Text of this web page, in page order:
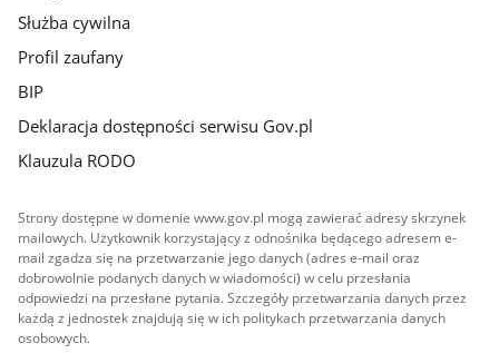
Służba cywilna
Profil zaufany
BIP
Deklaracja dostępności serwisu Gov.pl
Klauzula RODO
Strony dostępne w domenie www.gov.pl mogą zawierać adresy skrzynek
mailowych. Użytkownik korzystający z odnośnika będącego adresem e-
mail zgadza się na przetwarzanie jego danych (adres e-mail oraz
dobrowolnie podanych danych w wiadomości) w celu przesłania
odpowiedzi na przesłane pytania. Szczegóły przetwarzania danych przez
każdą z jednostek znajdują się w ich politykach przetwarzania danych
osobowych.